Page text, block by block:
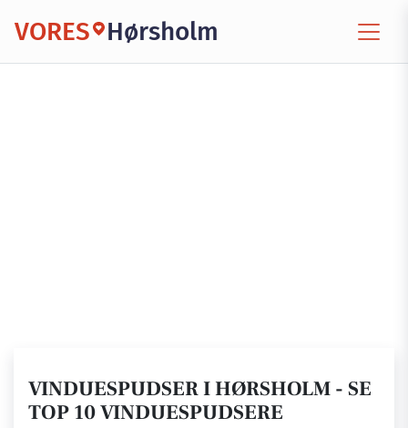
VORES Hørsholm
VINDUESPUDSER I HØRSHOLM - SE
TOP 10 VINDUESPUDSERE